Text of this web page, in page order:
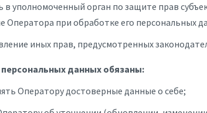
в уполномоченный орган по защите прав
Оператора при обработке его персональных
иных прав, предусмотренных
персональных данных обязаны:
Оператору достоверные данные о себе;